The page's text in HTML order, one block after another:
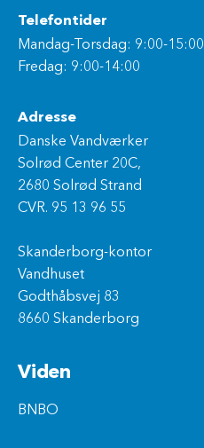
Telefontider
Mandag-Torsdag: 9:00-15:00
Fredag: 9:00-14:00
Adresse
Danske Vandværker
Solrød Center 20C,
2680 Solrød Strand
CVR. 95 13 96 55
Skanderborg-kontor
Vandhuset
Godthåbsvej 83
8660 Skanderborg
Viden
BNBO